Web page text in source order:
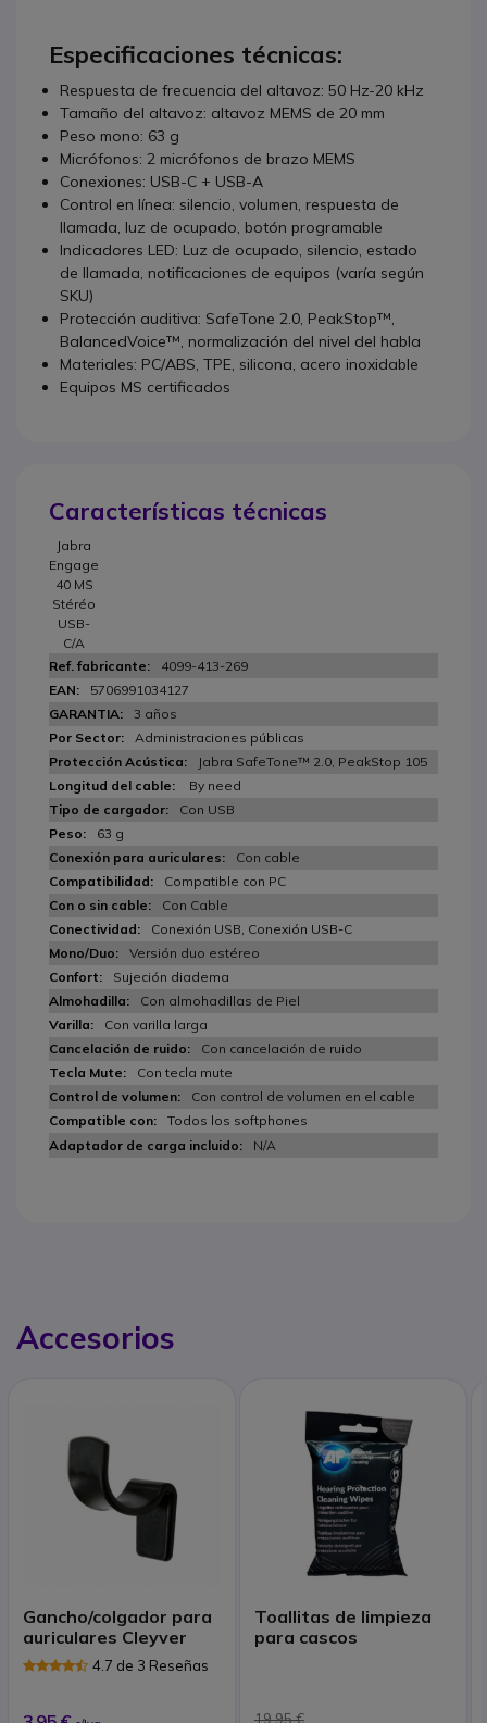
Especificaciones técnicas:
Respuesta de frecuencia del altavoz: 50 Hz-20 kHz
Tamaño del altavoz: altavoz MEMS de 20 mm
Peso mono: 63 g
Micrófonos: 2 micrófonos de brazo MEMS
Conexiones: USB-C + USB-A
Control en línea: silencio, volumen, respuesta de
llamada, luz de ocupado, botón programable
Indicadores LED: Luz de ocupado, silencio, estado
de llamada, notificaciones de equipos (varía según
SKU)
Protección auditiva: SafeTone 2.0, PeakStop™,
BalancedVoice™, normalización del nivel del habla
Materiales: PC/ABS, TPE, silicona, acero inoxidable
Equipos MS certificados
Características técnicas
Jabra
Engage
40 MS
Stéréo
USB-
C/A
4099-413-269
5706991034127
3 años
Administraciones públicas
Jabra SafeTone™ 2.0, PeakStop 105
By need
Con USB
63 g
Con cable
Compatible con PC
Con Cable
Conexión USB, Conexión USB-C
Versión duo estéreo
Sujeción diadema
Con almohadillas de Piel
Con varilla larga
Con cancelación de ruido
Con tecla mute
Con control de volumen en el cable
Todos los softphones
N/A
Accesorios
Gancho/colgador para
auriculares Cleyver
4.7 de 3 Reseñas
Toallitas de limpieza
para cascos
19,95 €